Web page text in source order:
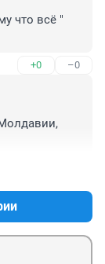
что всё "
+0 –0